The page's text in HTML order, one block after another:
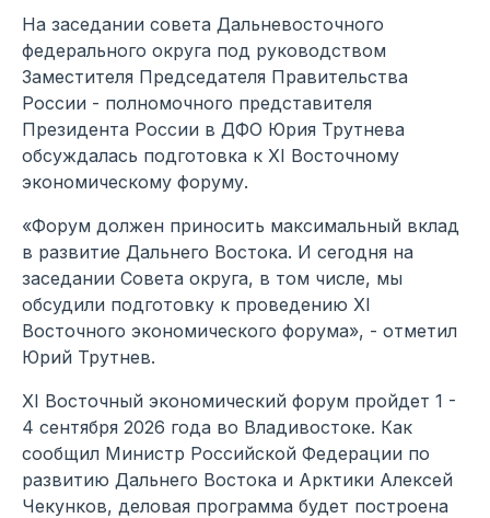
На заседании совета Дальневосточного
федерального округа под руководством
Заместителя Председателя Правительства
России - полномочного представителя
Президента России в ДФО Юрия Трутнева
обсуждалась подготовка к XI Восточному
экономическому форуму.
«Форум должен приносить максимальный вклад
в развитие Дальнего Востока. И сегодня на
заседании Совета округа, в том числе, мы
обсудили подготовку к проведению XI
Восточного экономического форума», - отметил
Юрий Трутнев.
XI Восточный экономический форум пройдет 1 -
4 сентября 2026 года во Владивостоке. Как
сообщил Министр Российской Федерации по
развитию Дальнего Востока и Арктики Алексей
Чекунков, деловая программа будет построена